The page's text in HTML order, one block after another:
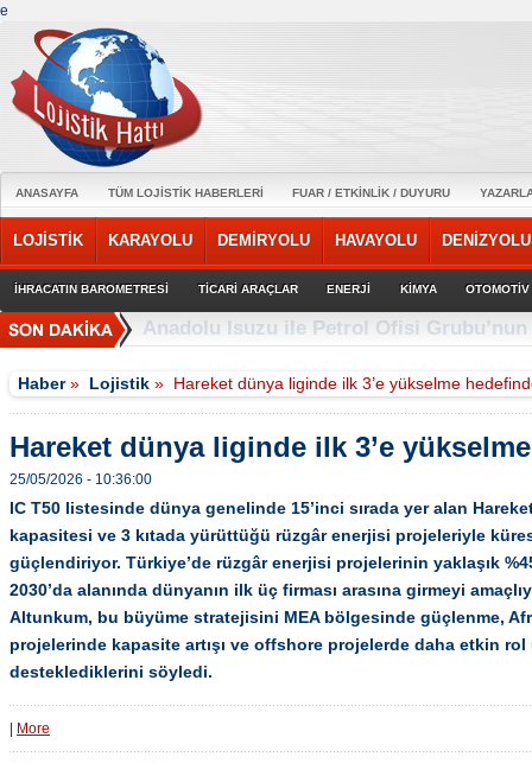
e
ANASAYFA TÜM LOJİSTİK HABERLERİ FUAR / ETKİNLİK / DUYURU
LOJİSTİK KARAYOLU DEMİRYOLU HAVAYOLU DENİZYOLU
İHRACATIN BAROMETRESİ TİCARİ ARAÇLAR ENERJİ KİMYA OTOMOTİV
Türk Hava Yolları, TİM iş birliği
Haber» Lojistik » Hareket dünya liginde ilk 3’e yükselme
Hareket dünya liginde ilk 3’e
25/05/2026 - 10:36:00
IC T50 listesinde dünya genelinde 15’inci sırada yer alan
kapasitesi ve 3 kıtada yürüttüğü rüzgâr enerjisi projeleriyle
güçlendiriyor. Türkiye’de rüzgâr enerjisi projelerinin yaklaşık
2030’da alanında dünyanın ilk üç firması arasına girmeyi
Altunkum, bu büyüme stratejisini MEA bölgesinde güçlenme,
projelerinde kapasite artışı ve offshore projelerde daha etkin
desteklediklerini söyledi.
More